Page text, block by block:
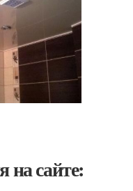
на сайте: